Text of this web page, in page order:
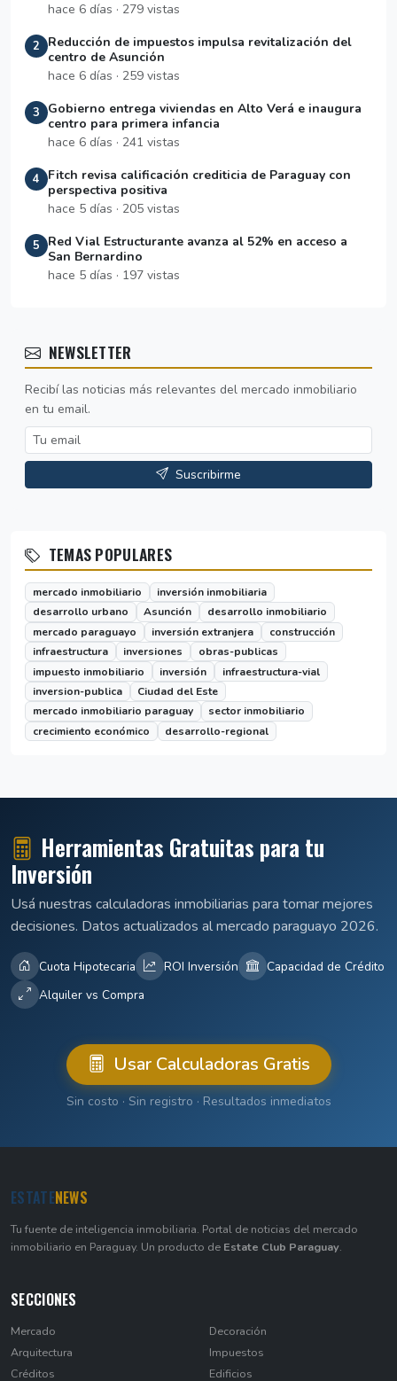
hace 6 días · 279 vistas
2
Reducción de impuestos impulsa revitalización del
centro de Asunción
hace 6 días · 259 vistas
3
Gobierno entrega viviendas en Alto Verá e inaugura
centro para primera infancia
hace 6 días · 241 vistas
4
Fitch revisa calificación crediticia de Paraguay con
perspectiva positiva
hace 5 días · 205 vistas
5
Red Vial Estructurante avanza al 52% en acceso a
San Bernardino
hace 5 días · 197 vistas
NEWSLETTER
Recibí las noticias más relevantes del mercado inmobiliario
en tu email.
Suscribirme
TEMAS POPULARES
mercado inmobiliario
inversión inmobiliaria
desarrollo urbano
Asunción
desarrollo inmobiliario
mercado paraguayo
inversión extranjera
construcción
infraestructura
inversiones
obras-publicas
impuesto inmobiliario
inversión
infraestructura-vial
inversion-publica
Ciudad del Este
mercado inmobiliario paraguay
sector inmobiliario
crecimiento económico
desarrollo-regional
Herramientas Gratuitas para tu
Inversión
Usá nuestras calculadoras inmobiliarias para tomar mejores
decisiones. Datos actualizados al mercado paraguayo 2026.
Cuota Hipotecaria ROI Inversión
Capacidad de Crédito
Alquiler vs Compra
Usar Calculadoras Gratis
Sin costo · Sin registro · Resultados inmediatos
ESTATENEWS
Tu fuente de inteligencia inmobiliaria. Portal de noticias del mercado
inmobiliario en Paraguay. Un producto de Estate Club Paraguay.
SECCIONES
Mercado
Arquitectura
Créditos
Decoración
Impuestos
Edificios